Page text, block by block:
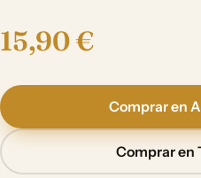
15,90 €
Comprar en
Comprar en